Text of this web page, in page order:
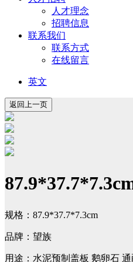
人才理念
招聘信息
联系我们
联系方式
在线留言
英文
规格：87.9*37.7*7.3cm
品牌：望族
用途：水泥预制盖板 鹅卵石